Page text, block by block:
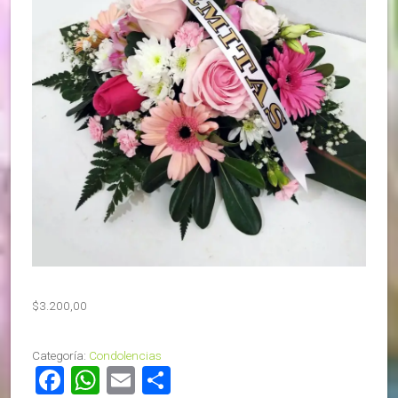
$3.200,00
Categoría: Condolencias
Facebook
WhatsApp
Email